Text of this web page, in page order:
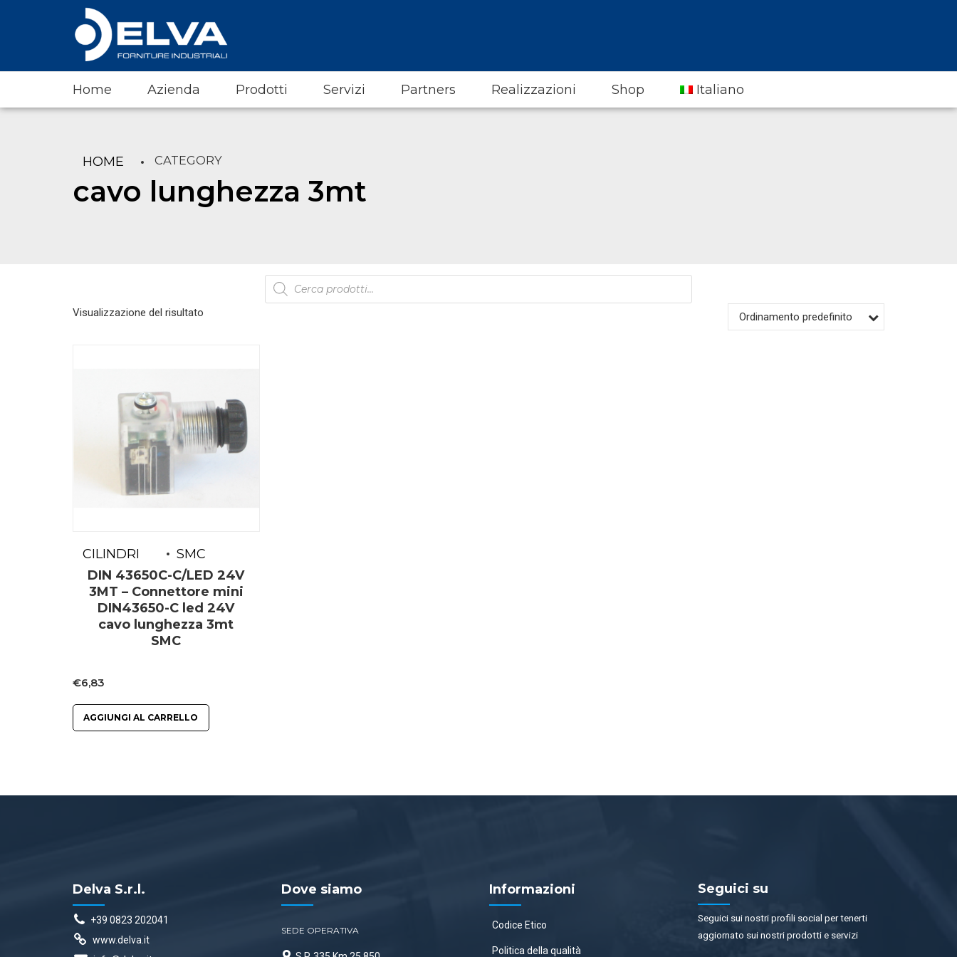
Home Azienda Prodotti Servizi Partners Realizzazioni Shop Italiano
HOME CATEGORY
cavo lunghezza 3mt
Products
search
Visualizzazione del risultato Ordinamento predefinito
CILINDRI
SMC
DIN 43650C-C/LED 24V
3MT – Connettore mini
DIN43650-C led 24V
cavo lunghezza 3mt
SMC
€6,83
AGGIUNGI AL CARRELLO
Delva S.r.l.
+39 0823 202041
www.delva.it
Dove siamo
SEDE OPERATIVA
Informazioni
Codice Etico
Politica della qualità
Seguici su
Seguici sui nostri profili social per tenerti
aggiornato sui nostri prodotti e servizi